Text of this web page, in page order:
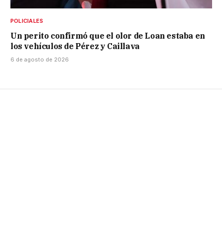
POLICIALES
Un perito confirmó que el olor de Loan estaba en
los vehículos de Pérez y Caillava
6 de agosto de 2026